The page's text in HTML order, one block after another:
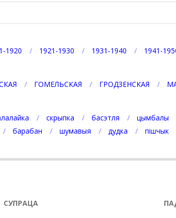
1920 1921-1930 1931-1940 1941-
ГОМЕЛЬСКАЯ ГРОДЗЕНСКАЯ
скрыпка басэтля цымбалы
барабан шумавыя дудка пішчык
СУПРАЦА